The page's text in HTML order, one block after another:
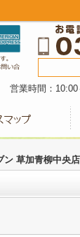
営業時間：
ン 草加青柳中央店